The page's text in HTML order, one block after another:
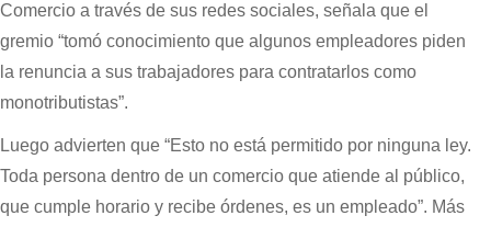
Comercio a través de sus redes sociales, señala que el
gremio “tomó conocimiento que algunos empleadores piden
la renuncia a sus trabajadores para contratarlos como
monotributistas”.
Luego advierten que “Esto no está permitido por ninguna ley.
Toda persona dentro de un comercio que atiende al público,
que cumple horario y recibe órdenes, es un empleado”. Más